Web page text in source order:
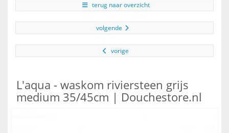
terug naar overzicht
volgende
vorige
L'aqua - waskom riviersteen grijs
medium 35/45cm | Douchestore.nl